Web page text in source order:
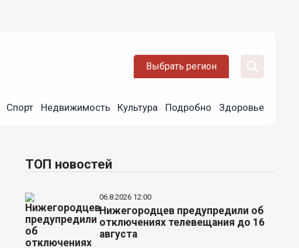
Выбрать регион
Спорт Недвижимость Культура Подробно Здоровье
ТОП новостей
06.8.2026 12:00
Нижегородцев предупредили об
отключениях телевещания до 16
августа